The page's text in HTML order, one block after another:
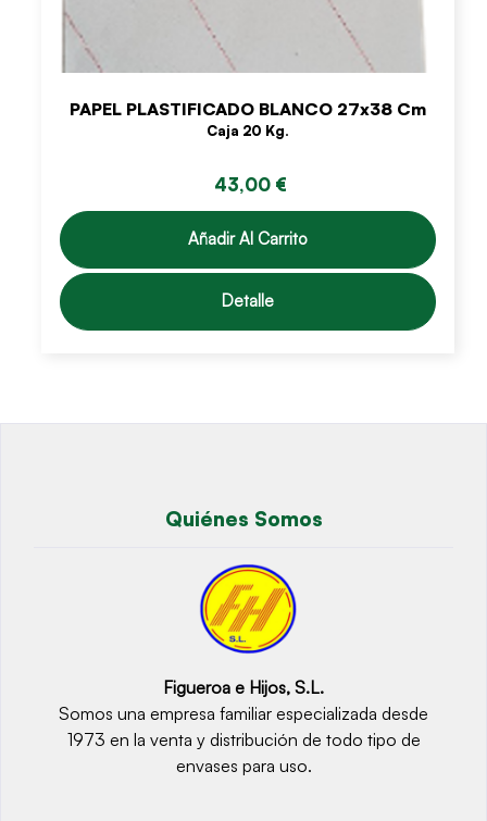
PAPEL PLASTIFICADO BLANCO 27x38 Cm
Caja 20 Kg.
43,00 €
Añadir Al Carrito
Detalle
Quiénes Somos
Figueroa e Hijos, S.L.
Somos una empresa familiar especializada desde
1973 en la venta y distribución de todo tipo de
envases para uso.